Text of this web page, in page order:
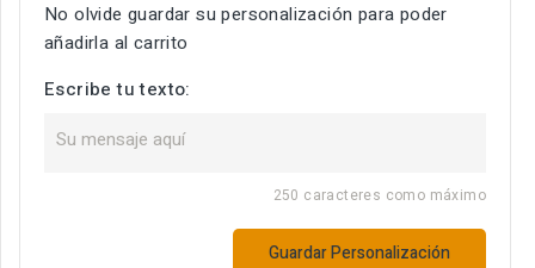
No olvide guardar su personalización para poder
añadirla al carrito
Escribe tu texto:
250 caracteres como máximo
Guardar Personalización